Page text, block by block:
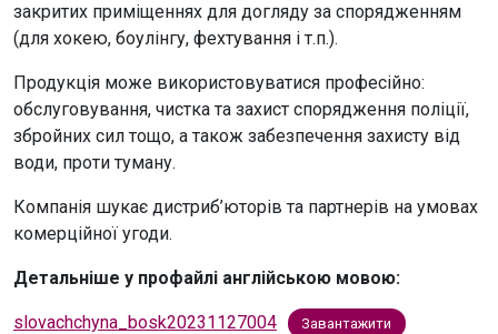
закритих приміщеннях для догляду за спорядженням
(для хокею, боулінгу, фехтування і т.п.).
Продукція може використовуватися професійно:
обслуговування, чистка та захист спорядження поліції,
збройних сил тощо, а також забезпечення захисту від
води, проти туману.
Компанія шукає дистриб’юторів та партнерів на умовах
комерційної угоди.
Детальніше у профайлі англійською мовою:
slovachchyna_bosk20231127004 Завантажити